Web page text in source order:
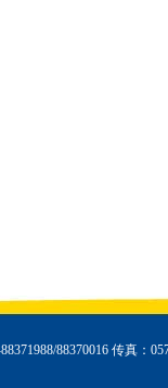
88370016 传真：